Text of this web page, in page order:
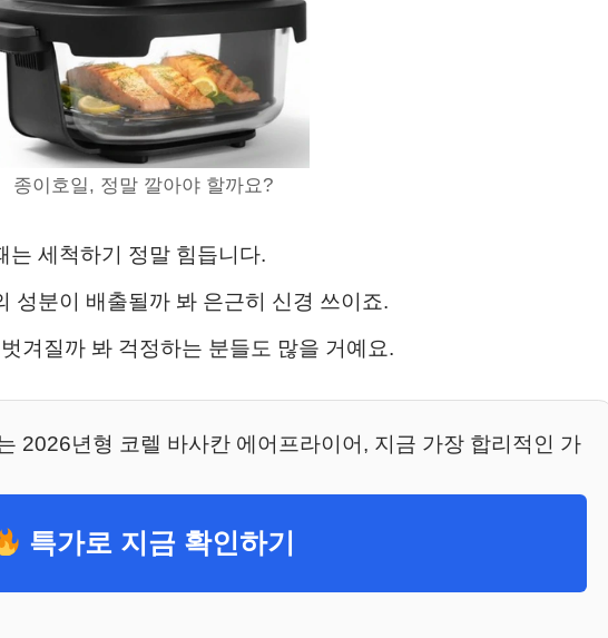
종이호일, 정말 깔아야 할까요?
는 세척하기 정말 힘듭니다.
성분이 배출될까 봐 은근히 신경 쓰이죠.
겨질까 봐 걱정하는 분들도 많을 거예요.
2026년형 코렐 바사칸 에어프라이어, 지금 가장 합리적인 가
특가로 지금 확인하기